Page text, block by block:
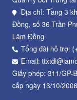
Địa chỉ: Tầng 3
Đồng, số 36 Trần
Lâm Đồng
Tổng đài hỗ trợ:
Email:
Giấy phép: 311/GP-
cấp ngày 13/10/2006